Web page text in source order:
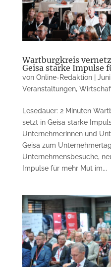
Wartburgkreis
Geisa starke Impulse
von Online-Redaktion|
Veranstaltungen,
Lesedauer: 2 Minuten
setzt in Geisa starke
Unternehmerinnen und
Geisa zum
Unternehmensbesuche,
Impulse für mehr Mut im...